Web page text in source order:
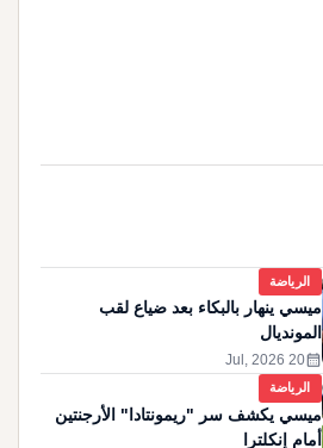
الرياضة
ميسي ينهار بالبكاء بعد ضياع لقب
المونديال
calendar_month
20 Jul, 2026
الرياضة
ميسي يكشف سر "ريمونتادا" الأرجنتين
أمام إنكلترا